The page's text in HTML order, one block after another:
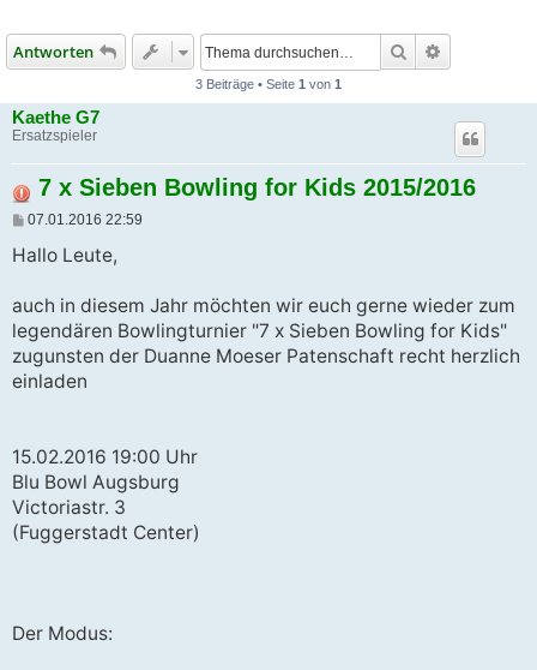
Antworten Suche
3 Beiträge • Seite 1 von 1
Kaethe G7
Ersatzspieler
7 x Sieben Bowling for Kids 2015/2016
B
i
a
07.01.2016 22:59
Hallo Leute,
auch in diesem Jahr möchten wir euch gerne wieder zum
legendären Bowlingturnier "7 x Sieben Bowling for Kids"
zugunsten der Duanne Moeser Patenschaft recht herzlich
einladen
15.02.2016 19:00 Uhr
Blu Bowl Augsburg
Victoriastr. 3
(Fuggerstadt Center)
Der Modus: